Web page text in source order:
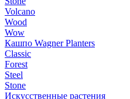
Volcano
Wood
Wow
Кашпо Wagner Planters
Classic
Forest
Steel
Stone
Искусственные растения